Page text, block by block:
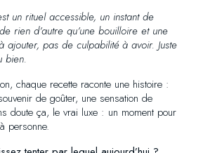
un rituel accessible, un instant de
rien d’autre qu’une bouilloire et une
ajouter, pas de culpabilité à avoir. Juste
bien.
chaque recette raconte une histoire :
de goûter, une sensation de
doute ça, le vrai luxe : un moment pour
personne.